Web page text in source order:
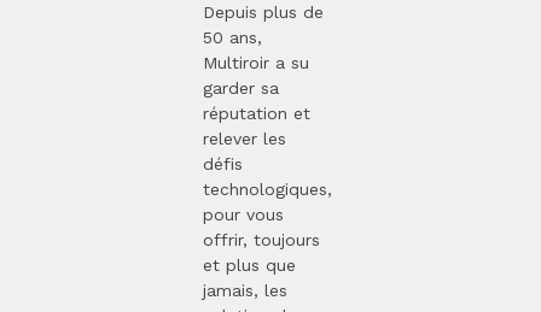
Depuis plus de
50 ans,
Multiroir a su
garder sa
réputation et
relever les
défis
technologiques,
pour vous
offrir, toujours
et plus que
jamais, les